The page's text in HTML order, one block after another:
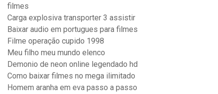
filmes
Carga explosiva transporter 3 assistir
Baixar audio em portugues para filmes
Filme operação cupido 1998
Meu filho meu mundo elenco
Demonio de neon online legendado hd
Como baixar filmes no mega ilimitado
Homem aranha em eva passo a passo